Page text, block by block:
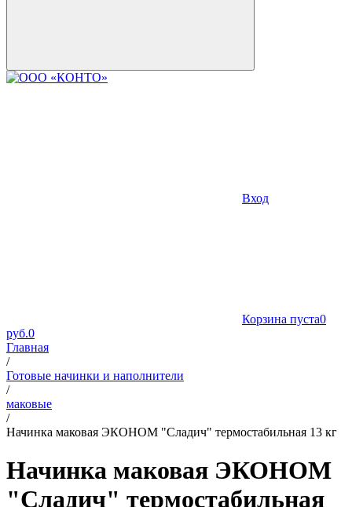
Вход
Корзина пуста0
руб.0
Главная
/
Готовые начинки и наполнители
/
маковые
/
Начинка маковая ЭКОНОМ "Сладич" термостабильная 13 кг
Начинка маковая ЭКОНОМ
"Сладич" термостабильная